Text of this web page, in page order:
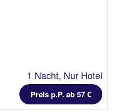
1 Nacht, Nur Hotel
Preis p.P. ab 57 €